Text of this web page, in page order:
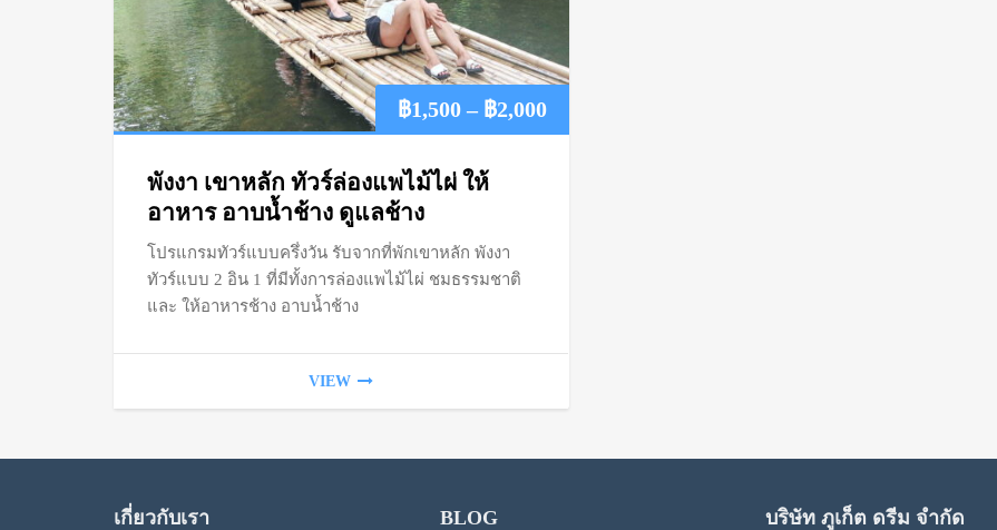
฿1,500 – ฿2,000Price
พังงา เขาหลัก ทัวร์ล่องแพไม้ไผ่ ให้
อาหาร อาบน้ำช้าง ดูแลช้าง
โปรแกรมทัวร์แบบครึ่งวัน รับจากที่พักเขาหลัก พังงา
ทัวร์แบบ 2 อิน 1 ที่มีทั้งการล่องแพไม้ไผ่ ชมธรรมชาติ
และ ให้อาหารช้าง อาบน้ำช้าง
VIEW
เกี่ยวกับเรา BLOG บริษัท ภูเก็ต ดรีม จำกัด